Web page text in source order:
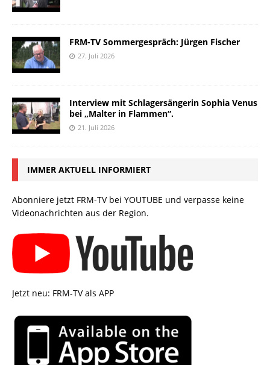
FRM-TV Sommergespräch: Jürgen Fischer
27. Juli 2026
Interview mit Schlagersängerin Sophia Venus
bei „Malter in Flammen“.
21. Juli 2026
IMMER AKTUELL INFORMIERT
Abonniere jetzt FRM-TV bei YOUTUBE und verpasse keine
Videonachrichten aus der Region.
Jetzt neu: FRM-TV als APP